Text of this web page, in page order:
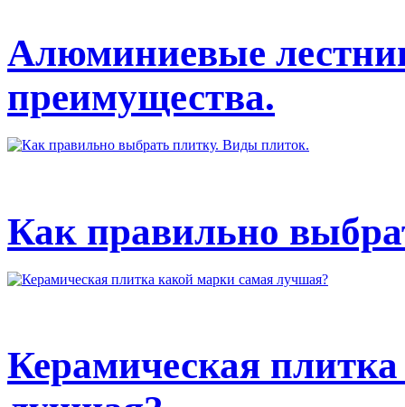
Алюминиевые
преимущества.
Как правильно
Керамическая